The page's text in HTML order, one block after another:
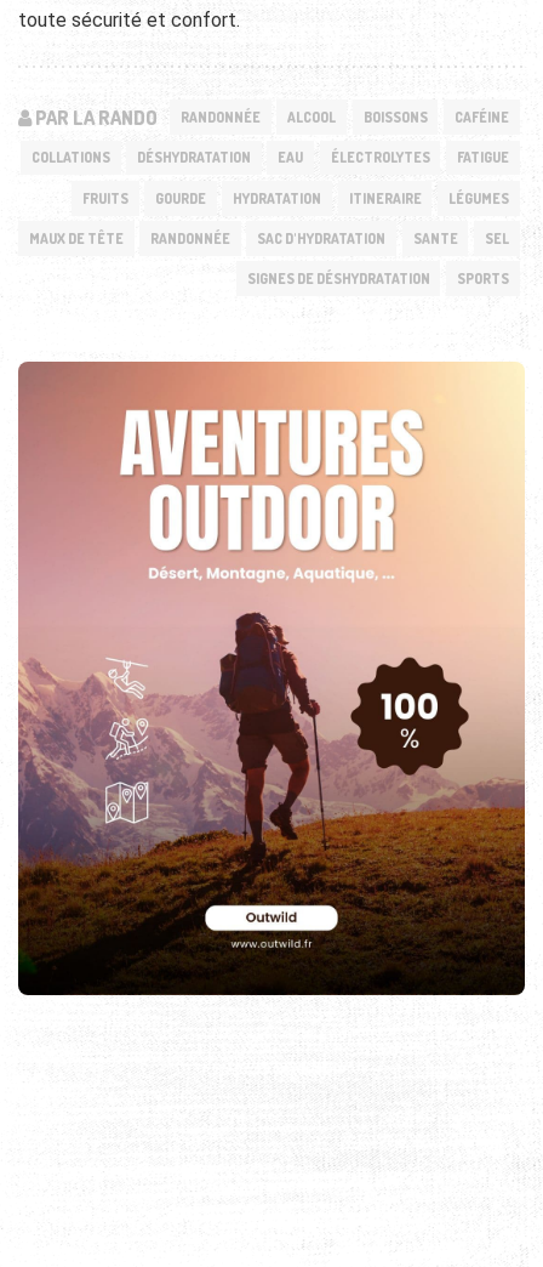
toute sécurité et confort.
PAR LA RANDO RANDONNÉE ALCOOL BOISSONS CAFÉINE
COLLATIONS DÉSHYDRATATION EAU ÉLECTROLYTES FATIGUE
FRUITS GOURDE HYDRATATION ITINERAIRE LÉGUMES
MAUX DE TÊTE RANDONNÉE SAC D'HYDRATATION SANTE SEL
SIGNES DE DÉSHYDRATATION SPORTS